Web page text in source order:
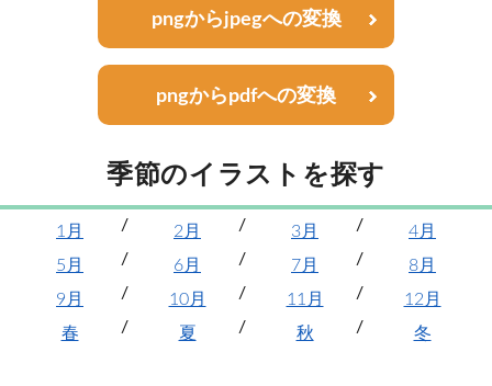
pngからjpegへの変換
pngからpdfへの変換
季節のイラストを探す
1月 2月 3月
4月
5月
6月 7月
8月
9月
10月 11月
12月
春
夏 秋 冬